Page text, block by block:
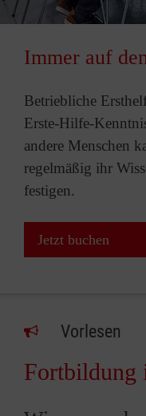
Immer auf
Betriebliche
Erste-Hilfe-
andere Menschen
regelmäßig ihr
festigen.
Jetzt buchen
Vorlesen
Fortbildung